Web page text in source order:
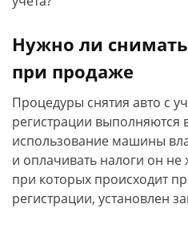
Нужно ли
при продаже
Процедуры снятия авто с
регистрации выполняются
использование машины
и оплачивать налоги он не
при которых происходит
регистрации, установлен